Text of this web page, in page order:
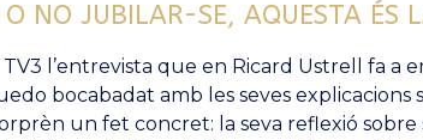
NO JUBILAR-SE, AQUESTA ÉS
l’entrevista que en Ricard Ustrell fa a
bocabadat amb les seves explicacions
un fet concret: la seva reflexió sobre